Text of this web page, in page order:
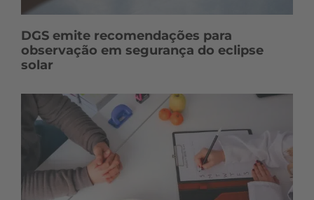
DGS emite recomendações para
observação em segurança do eclipse
solar